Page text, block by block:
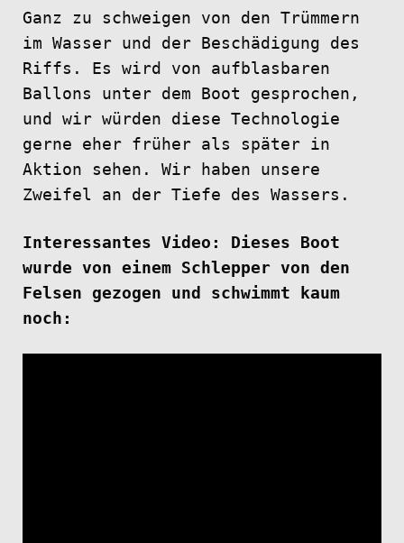
Ganz zu schweigen von den Trümmern
im Wasser und der Beschädigung des
Riffs. Es wird von aufblasbaren
Ballons unter dem Boot gesprochen,
und wir würden diese Technologie
gerne eher früher als später in
Aktion sehen. Wir haben unsere
Zweifel an der Tiefe des Wassers.
Interessantes Video: Dieses Boot
wurde von einem Schlepper von den
Felsen gezogen und schwimmt kaum
noch: